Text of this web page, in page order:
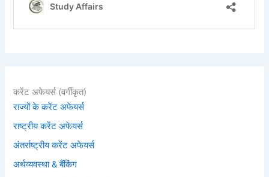
करेंट अफेयर्स (वर्गीकृत)
राज्यों के करेंट अफेयर्स
राष्ट्रीय करेंट अफेयर्स
अंतर्राष्ट्रीय करेंट अफेयर्स
अर्थव्यवस्था & बैंकिंग